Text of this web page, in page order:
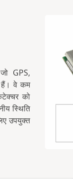
GPS,
हैं। वे कम
को
स्थिति
उपयुक्त